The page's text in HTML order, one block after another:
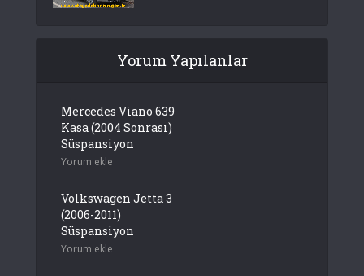
Yorum Yapılanlar
Mercedes Viano 639
Kasa (2004 Sonrası)
Süspansiyon
Yorum ekle
Volkswagen Jetta 3
(2006-2011)
Süspansiyon
Yorum ekle